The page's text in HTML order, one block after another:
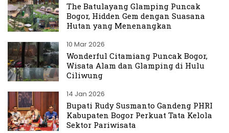
The Batulayang Glamping Puncak
Bogor, Hidden Gem dengan Suasana
Hutan yang Menenangkan
10 Mar 2026
Wonderful Citamiang Puncak Bogor,
Wisata Alam dan Glamping di Hulu
Ciliwung
14 Jan 2026
Bupati Rudy Susmanto Gandeng PHRI
Kabupaten Bogor Perkuat Tata Kelola
Sektor Pariwisata